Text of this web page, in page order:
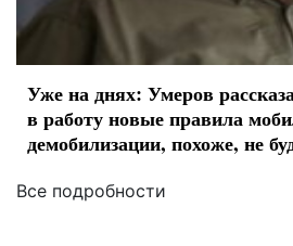
Уже на днях: Умеров
в работу новые правила
демобилизации, похоже, не
Все подробности